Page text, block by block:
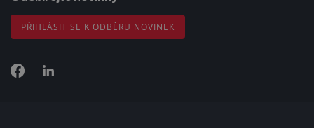
PŘIHLÁSIT SE K ODBĚRU NOVINEK